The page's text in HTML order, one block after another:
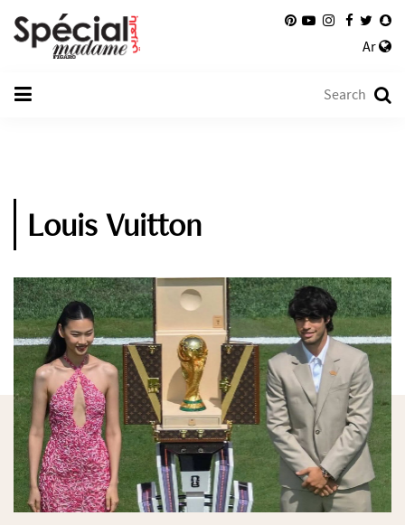
Ar
Louis Vuitton